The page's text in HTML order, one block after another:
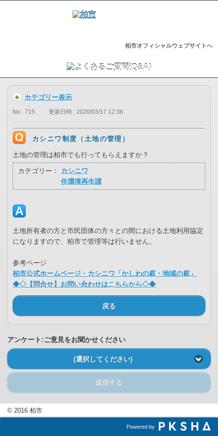
柏市オフィシャルウェブサイトへ
カテゴリー表示
No : 715 更新日時 : 2020/03/17 12:36
カシニワ制度（土地の管理）
土地の管理は柏市でも行ってもらえますか？
カテゴリー：
カシニワ
住環境再生課
土地所有者の方と市民団体の方々との間における土地利用協定
になりますので、柏市で管理等は行いません。
参考ページ
柏市公式ホームページ・カシニワ「かしわの庭・地域の庭」
◆◇【問合せ】お問い合わせはこちらから◇◆
戻る
アンケート:ご意見をお聞かせください
(選択してください)
送信する
© 2016 柏市
Powered by